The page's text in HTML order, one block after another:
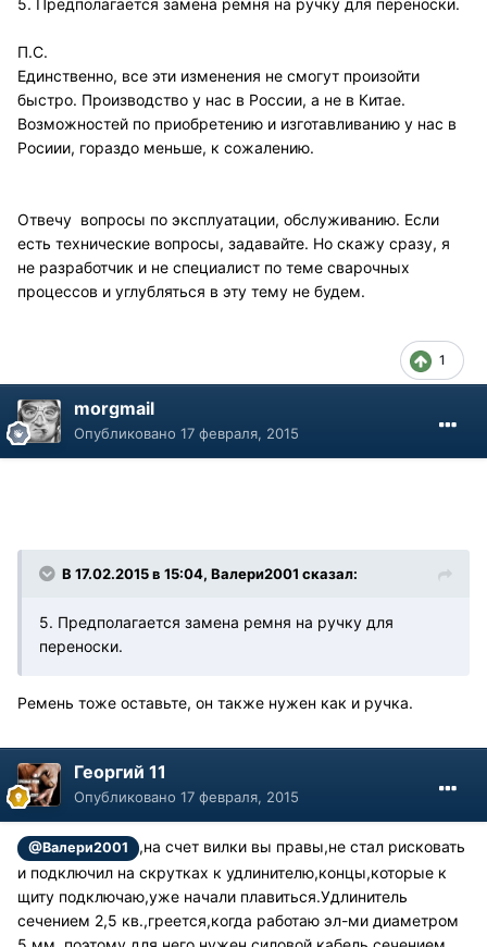
5. Предполагается замена ремня на ручку для переноски.
П.С.
Единственно, все эти изменения не смогут произойти
быстро. Производство у нас в России, а не в Китае.
Возможностей по приобретению и изготавливанию у нас в
Росиии, гораздо меньше, к сожалению.
Отвечу вопросы по эксплуатации, обслуживанию. Если
есть технические вопросы, задавайте. Но скажу сразу, я
не разработчик и не специалист по теме сварочных
процессов и углубляться в эту тему не будем.
1
morgmail
Опубликовано 17 февраля, 2015
В 17.02.2015 в 15:04, Валери2001 сказал:
5. Предполагается замена ремня на ручку для
переноски.
Ремень тоже оставьте, он также нужен как и ручка.
Георгий 11
Опубликовано 17 февраля, 2015
@Валери2001
,на счет вилки вы правы,не стал рисковать
и подключил на скрутках к удлинителю,концы,которые к
щиту подключаю,уже начали плавиться.Удлинитель
сечением 2,5 кв.,греется,когда работаю эл-ми диаметром